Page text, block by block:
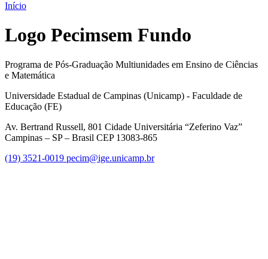
Início
Logo Pecimsem Fundo
Programa de Pós-Graduação Multiunidades em Ensino de Ciências
e Matemática
Universidade Estadual de Campinas (Unicamp) - Faculdade de
Educação (FE)
Av. Bertrand Russell, 801 Cidade Universitária “Zeferino Vaz”
Campinas – SP – Brasil CEP 13083-865
(19) 3521-0019 pecim@ige.unicamp.br